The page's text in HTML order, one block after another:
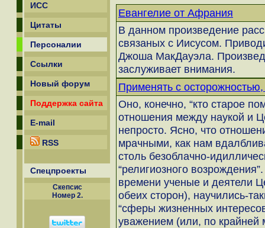
ИСС
Цитаты
Персоналии
Ссылки
Новый форум
Поддержка сайта
E-mail
RSS
Спецпроекты
Скепсиc
Номер 2.
Евангелие от Афрания
В данном произведение
связаных с Иисусом.
Джоша МакДауэла.
заслуживает внимания.
Применять с осторожностью,
Оно, конечно, “кто старое
отношения между наукой и
непросто. Ясно, что
мрачными, как нам
столь безоблачно-
“религиозного
времени ученые и деятели
обеих сторон), научились-
“сферы жизненных
уважением (или, по крайней